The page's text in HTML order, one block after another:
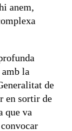
anem,
la
de
en sortir de
que va